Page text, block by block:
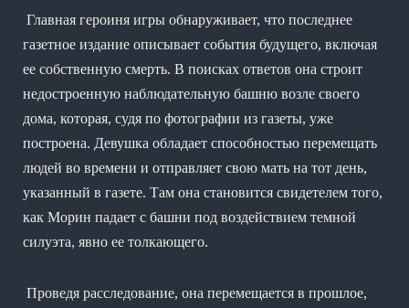
Главная героиня игры обнаруживает, что последнее
газетное издание описывает события будущего, включая
ее собственную смерть. В поисках ответов она строит
недостроенную наблюдательную башню возле своего
дома, которая, судя по фотографии из газеты, уже
построена. Девушка обладает способностью перемещать
людей во времени и отправляет свою мать на тот день,
указанный в газете. Там она становится свидетелем того,
как Морин падает с башни под воздействием темной
силуэта, явно ее толкающего.
Проведя расследование, она перемещается в прошлое,